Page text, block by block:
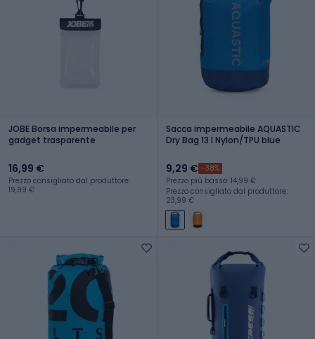
JOBE Borsa impermeabile per
gadget trasparente
16,99 €
Prezzo consigliato dal produttore:
19,99 €
Sacca impermeabile AQUASTIC
Dry Bag 13 l Nylon/TPU blue
9,29 € -38%
Prezzo più basso: 14,99 €
Prezzo consigliato dal produttore:
23,99 €